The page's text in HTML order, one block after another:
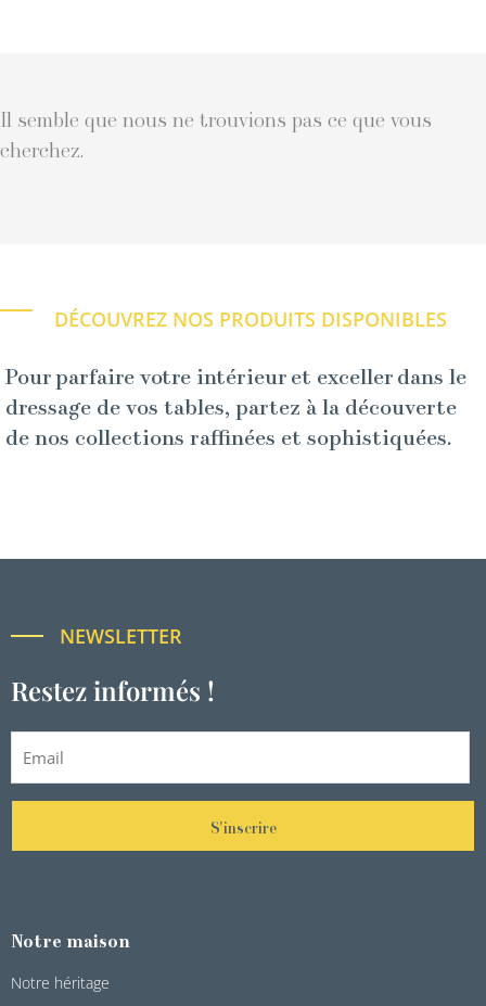
Il semble que nous ne trouvions pas ce que vous
cherchez.
DÉCOUVREZ NOS PRODUITS DISPONIBLES
Pour parfaire votre intérieur et exceller dans le
dressage de vos tables, partez à la découverte
de nos collections raffinées et sophistiquées.
NEWSLETTER
Restez informés !
S'inscrire
Notre maison
Notre héritage